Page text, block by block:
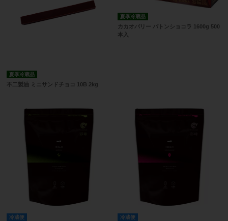
夏季冷蔵品
不二製油 ミニサンドチョコ 10B 2kg
夏季冷蔵品
カカオバリー バトンショコラ 1600g 500
本入
冷蔵便 冷蔵便